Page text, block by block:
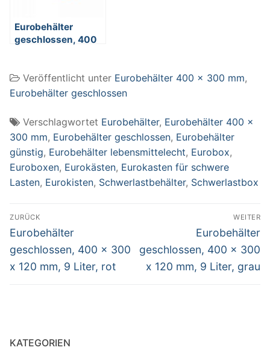
Eurobehälter
geschlossen, 400
Veröffentlicht unter Eurobehälter 400 x 300 mm,
Eurobehälter geschlossen
Verschlagwortet Eurobehälter, Eurobehälter 400 x
300 mm, Eurobehälter geschlossen, Eurobehälter
günstig, Eurobehälter lebensmittelecht, Eurobox,
Euroboxen, Eurokästen, Eurokasten für schwere
Lasten, Eurokisten, Schwerlastbehälter, Schwerlastbox
Beitragsnavigation
ZURÜCK
Vorheriger
Beitrag:
Eurobehälter
geschlossen, 400 x 300
x 120 mm, 9 Liter, rot
WEITER
Nächster
Beitrag:
Eurobehälter
geschlossen, 400 x 300
x 120 mm, 9 Liter, grau
KATEGORIEN